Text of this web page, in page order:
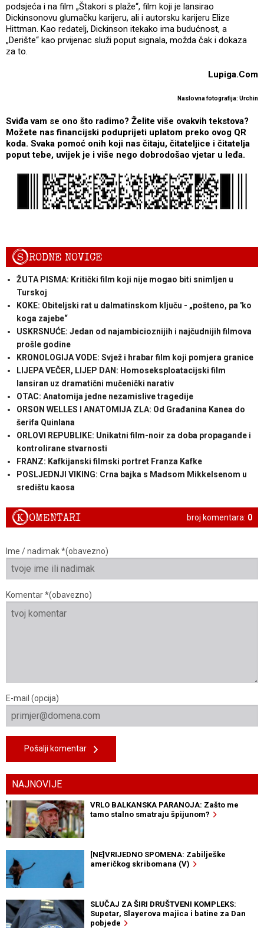
podsjeća i na film „Štakori s plaže“, film koji je lansirao
Dickinsonovu glumačku karijeru, ali i autorsku karijeru Elize
Hittman. Kao redatelj, Dickinson itekako ima budućnost, a
„Derište“ kao prvijenac služi poput signala, možda čak i dokaza
za to.
Lupiga.Com
Naslovna fotografija: Urchin
Sviđa vam se ono što radimo? Želite više ovakvih tekstova?
Možete nas financijski poduprijeti uplatom preko ovog QR
koda. Svaka pomoć onih koji nas čitaju, čitateljice i čitatelja
poput tebe, uvijek je i više nego dobrodošao vjetar u leđa.
SRODNE NOVICE
ŽUTA PISMA: Kritički film koji nije mogao biti snimljen u
Turskoj
KOKE: Obiteljski rat u dalmatinskom ključu - „pošteno, pa 'ko
koga zajebe“
USKRSNUĆE: Jedan od najambicioznijih i najčudnijih filmova
prošle godine
KRONOLOGIJA VODE: Svjež i hrabar film koji pomjera granice
LIJEPA VEČER, LIJEP DAN: Homoseksploatacijski film
lansiran uz dramatični mučenički narativ
OTAC: Anatomija jedne nezamislive tragedije
ORSON WELLES I ANATOMIJA ZLA: Od Građanina Kanea do
šerifa Quinlana
ORLOVI REPUBLIKE: Unikatni film-noir za doba propagande i
kontrolirane stvarnosti
FRANZ: Kafkijanski filmski portret Franza Kafke
POSLJEDNJI VIKING: Crna bajka s Madsom Mikkelsenom u
središtu kaosa
broj komentara: 0
KOMENTARI
Ime / nadimak *(obavezno)
Komentar *(obavezno)
E-mail (opcija)
Pošalji komentar
NAJNOVIJE
VRLO BALKANSKA PARANOJA: Zašto me
tamo stalno smatraju špijunom?
[NE]VRIJEDNO SPOMENA: Zabilješke
američkog skribomana (V)
SLUČAJ ZA ŠIRI DRUŠTVENI KOMPLEKS:
Supetar, Slayerova majica i batine za Dan
pobjede